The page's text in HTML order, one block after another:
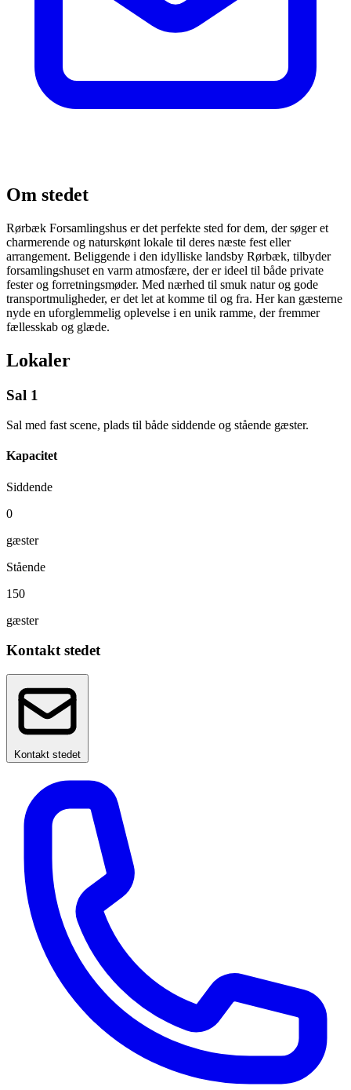
Om stedet
Rørbæk Forsamlingshus er det perfekte sted for dem, der søger et
charmerende og naturskønt lokale til deres næste fest eller
arrangement. Beliggende i den idylliske landsby Rørbæk, tilbyder
forsamlingshuset en varm atmosfære, der er ideel til både private
fester og forretningsmøder. Med nærhed til smuk natur og gode
transportmuligheder, er det let at komme til og fra. Her kan gæsterne
nyde en uforglemmelig oplevelse i en unik ramme, der fremmer
fællesskab og glæde.
Lokaler
Sal 1
Sal med fast scene, plads til både siddende og stående gæster.
Kapacitet
Siddende
0
gæster
Stående
150
gæster
Kontakt stedet
Kontakt stedet